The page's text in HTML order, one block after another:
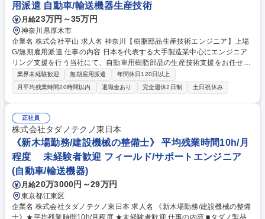
用派遣 自動車/輸送機器生産技術
月給23万円～35万円
神奈川県厚木市
企業名 株式会社平山 求人名 神奈川【樹脂部品生産技術エンジニア】上場
G/無期雇用派遣 仕事の内容 日本を代表する大手製造業中心にエンジニア
リング支援を行う当社にて、自動車用樹脂部品の生産技術支援をお任せし
ます。 主にオーディオ周辺部品や内装樹脂部品に関する試作及び量産立ち
上げを行います。 ■案件例：試作品の製作や評価試験、Excelを用いた資
料作成、量産設備導入に向けた検証サポート、生産ラインのデータ収集・
分析等。 設備のオペレーションやフォークリフトによる運搬まで幅広く担
当します。開発部門との橋渡し役として、樹脂部品の製造工程や量産化プ
ロセスを実践的に学べ、将来的に幅広いキャリアへ発展できるやりがいの
ある社風です。 募集職種 神奈川【樹脂部品生産技術エンジニア】上場G/
無期雇用派遣
業界未経験歓迎 無期雇用派遣
年間休日120日以上
月平均残業時間20時間以内
退職金あり 完全週休2日制 土日祝休み
正社員
株式会社タダノテクノ東日本
《新木場勤務/建設機械の整備士》 平均残業時間10h/月
程度 未経験者歓迎 フィールド/サポートエンジニア
(自動車/輸送機器)
月給20万3000円～29万円
東京都江東区
企業名 株式会社タダノテクノ東日本 求人名 《新木場勤務/建設機械の整備
士》★平均残業時間10h/月程度 ★未経験者歓迎 仕事の内容 ■タダノ製品